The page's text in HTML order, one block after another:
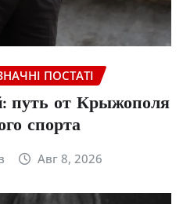
ПОСТАТІ
путь от Крыжополя
спорта
Авг 8, 2026